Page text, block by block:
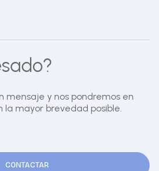
mensaje y nos pondremos en
mayor brevedad posible.
CONTACTAR